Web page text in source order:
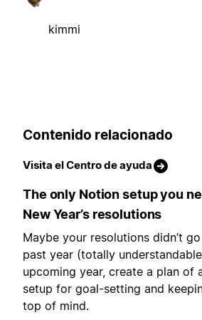
kimmi
Contenido relacionado
Visita el Centro de ayuda
The only Notion setup you
New Year’s resolutions
Maybe your resolutions didn’t
past year (totally
upcoming year, create a plan of
setup for goal-setting and
top of mind.